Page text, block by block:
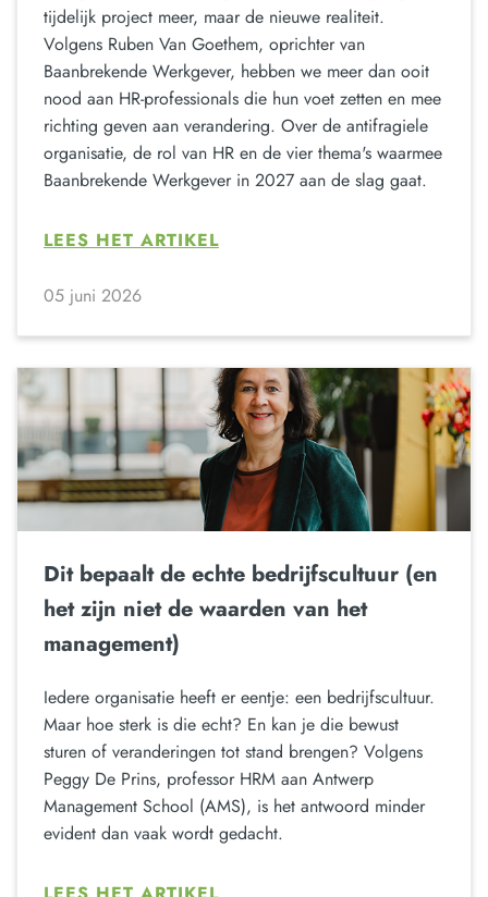
tijdelijk project meer, maar de nieuwe realiteit.
Volgens Ruben Van Goethem, oprichter van
Baanbrekende Werkgever, hebben we meer dan ooit
nood aan HR-professionals die hun voet zetten en mee
richting geven aan verandering. Over de antifragiele
organisatie, de rol van HR en de vier thema's waarmee
Baanbrekende Werkgever in 2027 aan de slag gaat.
LEES HET ARTIKEL
05 juni 2026
Dit bepaalt de echte bedrijfscultuur (en
het zijn niet de waarden van het
management)
Iedere organisatie heeft er eentje: een bedrijfscultuur.
Maar hoe sterk is die echt? En kan je die bewust
sturen of veranderingen tot stand brengen? Volgens
Peggy De Prins, professor HRM aan Antwerp
Management School (AMS), is het antwoord minder
evident dan vaak wordt gedacht.